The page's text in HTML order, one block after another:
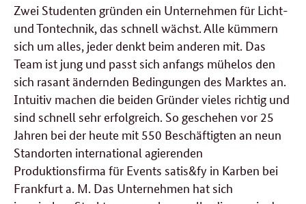
Zwei Studenten gründen ein Unternehmen für Licht-
und Tontechnik, das schnell wächst. Alle kümmern
sich um alles, jeder denkt beim anderen mit. Das
Team ist jung und passt sich anfangs mühelos den
sich rasant ändernden Bedingungen des Marktes an.
Intuitiv machen die beiden Gründer vieles richtig und
sind schnell sehr erfolgreich. So geschehen vor 25
Jahren bei der heute mit 550 Beschäftigten an neun
Standorten international agierenden
Produktionsfirma für Events satis&fy in Karben bei
Frankfurt a. M. Das Unternehmen hat sich